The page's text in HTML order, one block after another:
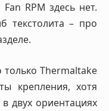
RPM здесь нет.
текстолита – про
Thermaltake
крепления, хотя
двух ориентациях